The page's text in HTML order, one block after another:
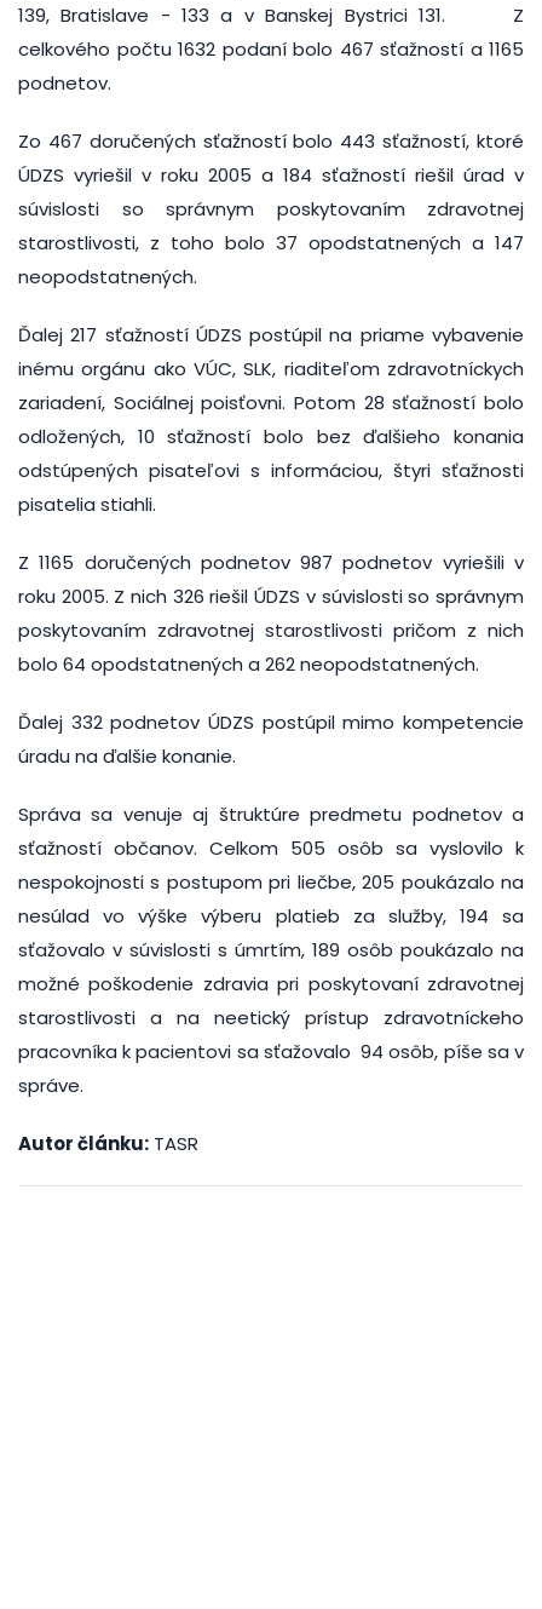
139, Bratislave - 133 a v Banskej Bystrici 131. Z
celkového počtu 1632 podaní bolo 467 sťažností a 1165
podnetov.
Zo 467 doručených sťažností bolo 443 sťažností, ktoré
ÚDZS vyriešil v roku 2005 a 184 sťažností riešil úrad v
súvislosti so správnym poskytovaním zdravotnej
starostlivosti, z toho bolo 37 opodstatnených a 147
neopodstatnených.
Ďalej 217 sťažností ÚDZS postúpil na priame vybavenie
inému orgánu ako VÚC, SLK, riaditeľom zdravotníckych
zariadení, Sociálnej poisťovni. Potom 28 sťažností bolo
odložených, 10 sťažností bolo bez ďalšieho konania
odstúpených pisateľovi s informáciou, štyri sťažnosti
pisatelia stiahli.
Z 1165 doručených podnetov 987 podnetov vyriešili v
roku 2005. Z nich 326 riešil ÚDZS v súvislosti so správnym
poskytovaním zdravotnej starostlivosti pričom z nich
bolo 64 opodstatnených a 262 neopodstatnených.
Ďalej 332 podnetov ÚDZS postúpil mimo kompetencie
úradu na ďalšie konanie.
Správa sa venuje aj štruktúre predmetu podnetov a
sťažností občanov. Celkom 505 osôb sa vyslovilo k
nespokojnosti s postupom pri liečbe, 205 poukázalo na
nesúlad vo výške výberu platieb za služby, 194 sa
sťažovalo v súvislosti s úmrtím, 189 osôb poukázalo na
možné poškodenie zdravia pri poskytovaní zdravotnej
starostlivosti a na neetický prístup zdravotníckeho
pracovníka k pacientovi sa sťažovalo 94 osôb, píše sa v
správe.
Autor článku: TASR